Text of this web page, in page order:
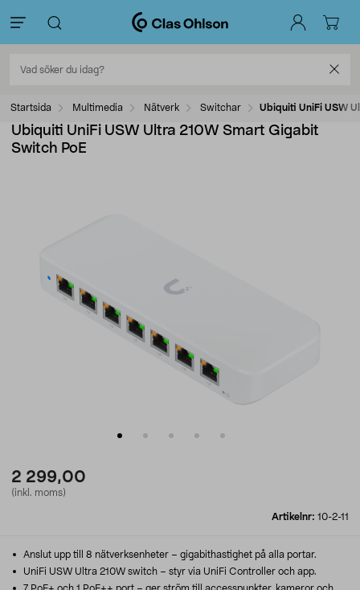
Startsida Multimedia Nätverk Switchar Ubiquiti UniFi USW
Ubiquiti UniFi USW Ultra 210W Smart Gigabit
Switch PoE
2 299,00
(inkl. moms)
Artikelnr: 10-2-11
Anslut upp till 8 nätverksenheter – gigabithastighet på alla portar.
UniFi USW Ultra 210W switch – styr via UniFi Controller och app.